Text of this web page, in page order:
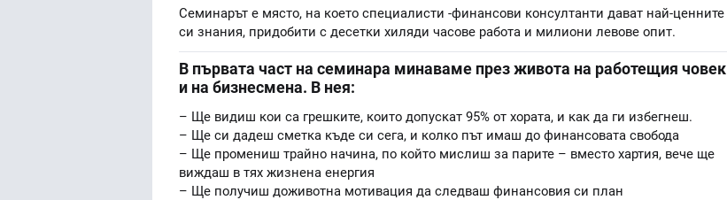
Семинарът е място, на което специалисти -финансови консултанти дават най-ценните
си знания, придобити с десетки хиляди часове работа и милиони левове опит.
В първата част на семинара минаваме през живота на работещия човек
и на бизнесмена. В нея:
– Ще видиш кои са грешките, които допускат 95% от хората, и как да ги избегнеш.
– Ще си дадеш сметка къде си сега, и колко път имаш до финансовата свобода
– Ще промениш трайно начина, по който мислиш за парите – вместо хартия, вече ще
виждаш в тях жизнена енергия
– Ще получиш доживотна мотивация да следваш финансовия си план